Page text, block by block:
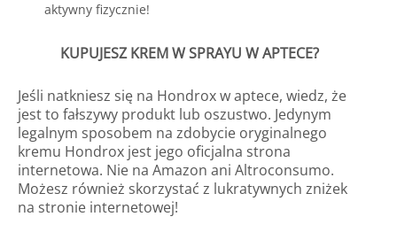
aktywny fizycznie!
KUPUJESZ KREM W SPRAYU W APTECE?
Jeśli natkniesz się na Hondrox w aptece, wiedz, że
jest to fałszywy produkt lub oszustwo. Jedynym
legalnym sposobem na zdobycie oryginalnego
kremu Hondrox jest jego oficjalna strona
internetowa. Nie na Amazon ani Altroconsumo.
Możesz również skorzystać z lukratywnych zniżek
na stronie internetowej!